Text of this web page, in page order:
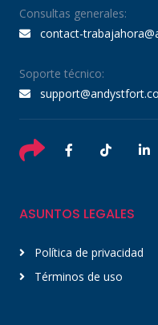
Consultas generales:
contact-
Soporte técnico:
ASUNTOS LEGALES
Política de privacidad
Términos de uso